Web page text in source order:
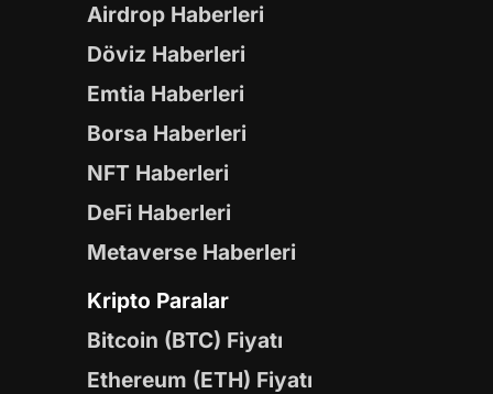
Airdrop Haberleri
Döviz Haberleri
Emtia Haberleri
Borsa Haberleri
NFT Haberleri
DeFi Haberleri
Metaverse Haberleri
Kripto Paralar
Bitcoin (BTC) Fiyatı
Ethereum (ETH) Fiyatı